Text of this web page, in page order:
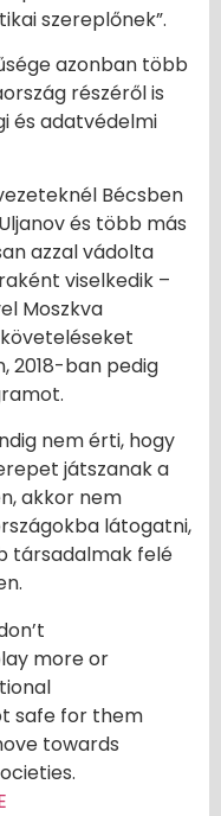
szereplőnek”.
azonban több
részéről is
és adatvédelmi
Bécsben
és több más
azzal vádolta
viselkedik –
Moszkva
2018-ban pedig
nem érti, hogy
játszanak a
akkor nem
látogatni,
társadalmak felé
more or
safe for them
towards